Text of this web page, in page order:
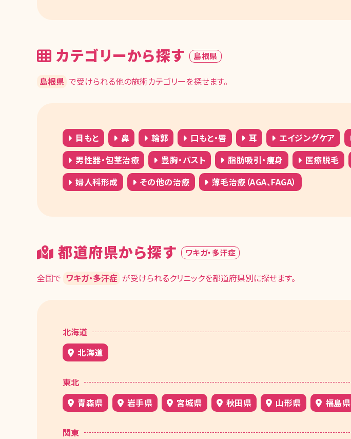
カテゴリーから探す 島根県
島根県 で受けられる他の施術カテゴリーを探せます。
目もと 鼻 輪郭 口もと・唇 耳 エイジングケア
男性器・包茎治療
豊胸・バスト 脂肪吸引・痩身 医療脱毛
婦人科形成
その他の治療 薄毛治療（AGA、FAGA）
都道府県から探す ワキガ・多汗症
全国で ワキガ・多汗症 が受けられるクリニックを都道府県別に探せます。
北海道
北海道
東北
青森県
岩手県 宮城県 秋田県 山形県 福島県
関東